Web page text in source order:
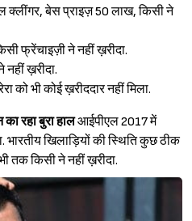
क्लींगर, बेस प्राइज़ 50 लाख, किसी ने
फ्रेंचाइज़ी ने नहीं ख़रीदा.
ख़रीदा.
को भी कोई ख़रीददार नहीं मिला.
रहा बुरा हालआईपीएल 2017 में
भारतीय खिलाड़ियों की स्थिति कुछ ठीक
तक किसी ने नहीं ख़रीदा.